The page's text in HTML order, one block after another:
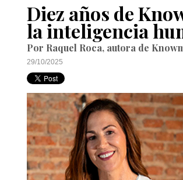
Diez años de
la inteligencia
Por Raquel Roca, autora de
29/10/2025